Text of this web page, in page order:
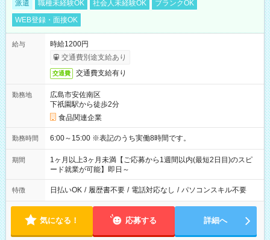
派遣 職種未経験OK 社会人未経験OK
ブランクOK
WEB登録・面接OK
給与
時給1200円
交通費別途支給あり
交通費 交通費支給有り
勤務地
広島市安佐南区
下祇園駅から徒歩2分
食品関連企業
勤務時間 6:00～15:00 ※表記のうち実働8時間です。
期間
1ヶ月以上3ヶ月未満【ご応募から1週間以内(最短2日目)のスピ
ード就業が可能】即日～
特徴 日払いOK / 履歴書不要 / 電話対応なし / パソコンスキル不要
気になる！ 応募する 詳細へ